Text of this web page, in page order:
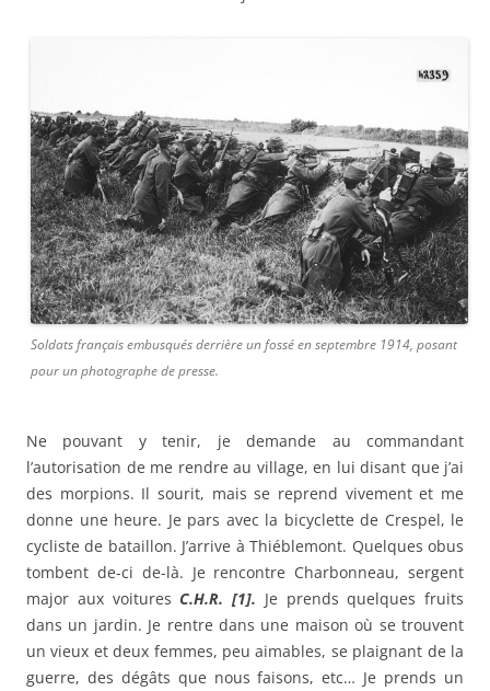
Soldats français embusqués derrière un fossé en septembre 1914, posant
pour un photographe de presse.
Ne pouvant y tenir, je demande au commandant
l’autorisation de me rendre au village, en lui disant que j’ai
des morpions. Il sourit, mais se reprend vivement et me
donne une heure. Je pars avec la bicyclette de Crespel, le
cycliste de bataillon. J’arrive à Thiéblemont. Quelques obus
tombent de-ci de-là. Je rencontre Charbonneau, sergent
major aux voitures C.H.R. [1]. Je prends quelques fruits
dans un jardin. Je rentre dans une maison où se trouvent
un vieux et deux femmes, peu aimables, se plaignant de la
guerre, des dégâts que nous faisons, etc… Je prends un